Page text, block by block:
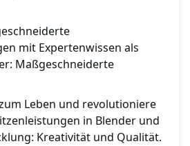
mit Expertenwissen als
Maßgeschneiderte
Leben und revolutioniere
in Blender und
Kreativität und Qualität.